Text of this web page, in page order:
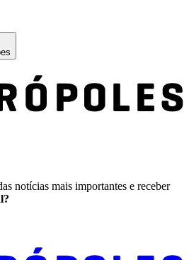
notícias mais importantes e receber